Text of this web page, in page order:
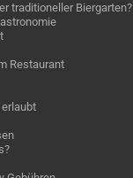
traditioneller Biergarten?
Restaurant